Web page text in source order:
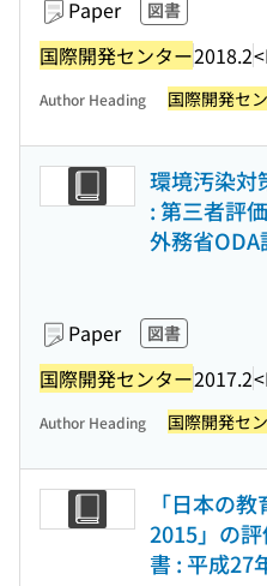
Paper 図書
国際開発センター2018.2
Author Heading 国際開発セ
環境汚染対
: 第三者評
外務省ODA
Paper 図書
国際開発センター2017.2
Author Heading 国際開発セ
「日本の
2015」の
書 : 平成27